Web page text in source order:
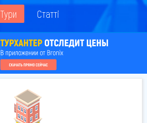
Тури Статті